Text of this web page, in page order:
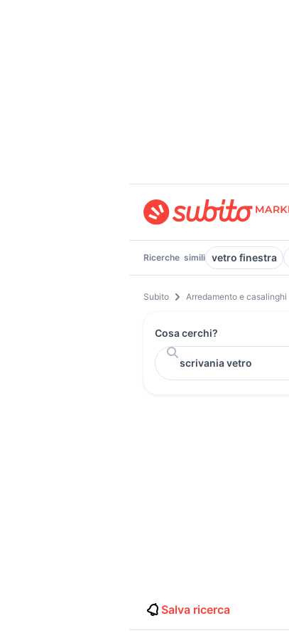
Ricerche simili vetro finestra
Subito Arredamento e casalinghi
Cosa cerchi?
Salva ricerca